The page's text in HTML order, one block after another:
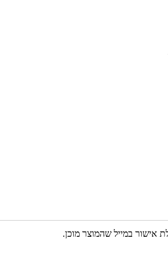
אישור במייל שהמוצר מוכן.